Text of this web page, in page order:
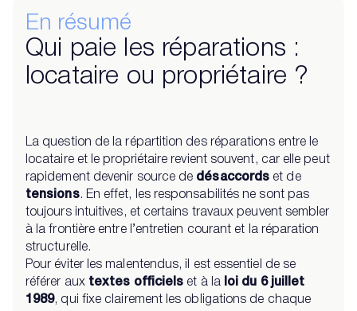
En résumé
Qui paie les réparations :
locataire ou propriétaire ?
La question de la répartition des réparations entre le
locataire et le propriétaire revient souvent, car elle peut
rapidement devenir source de désaccords et de
tensions. En effet, les responsabilités ne sont pas
toujours intuitives, et certains travaux peuvent sembler
à la frontière entre l’entretien courant et la réparation
structurelle.
Pour éviter les malentendus, il est essentiel de se
référer aux textes officiels et à la
loi du 6 juillet
1989, qui fixe clairement les obligations de chaque